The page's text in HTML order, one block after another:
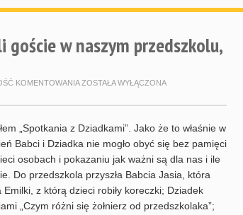
w naszym przedszkolu,
KOMENTOWANIA SPOTKANIA
PRZEMILI
GOŚCIE
W
NASZYM
ZOSTAŁA WYŁĄCZONA
„Spotkania z Dziadkami”. Jako że to właśnie w
Babci i Dziadka nie mogło obyć się bez pamięci
osobach i pokazaniu jak ważni są dla nas i ile
Do przedszkola przyszła Babcia Jasia, która
z którą dzieci robiły koreczki; Dziadek
„Czym różni się żołnierz od przedszkolaka”;